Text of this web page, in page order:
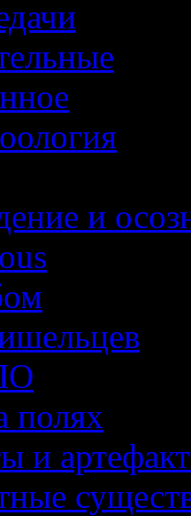
и
полях
и